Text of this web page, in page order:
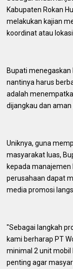
Kabupaten Rokan
melakukan kajian
koordinat atau
​Bupati menegaskan
nantinya harus
adalah
dijangkau dan
​Uniknya, guna
masyarakat luas,
kepada manajemen
perusahaan dapat
media promosi
​"Sebagai langkah
kami berharap PT
minimal 2 unit mobil
penting agar